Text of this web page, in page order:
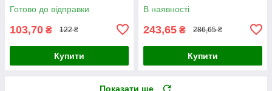
Готово до відправки
103,70 ₴ 122 ₴
Купити
В наявності
243,65 ₴ 286,65 ₴
Купити
Показати ще